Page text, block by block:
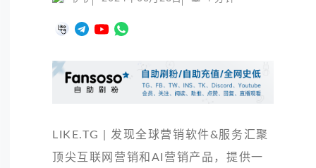
LIKE.TG | 发现全球营销软件&服务汇聚
顶尖互联网营销和AI营销产品，提供一